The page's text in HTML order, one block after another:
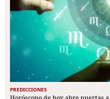
PREDICCIONES